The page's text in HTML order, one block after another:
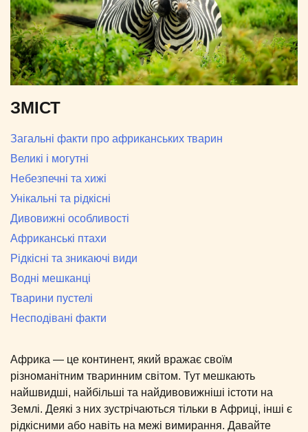
ЗМІСТ
Загальні факти про африканських тварин
Великі і могутні
Небезпечні та хижі
Унікальні та рідкісні
Дивовижні особливості
Африканські птахи
Рідкісні та зникаючі види
Водні мешканці
Тварини пустелі
Несподівані факти
Африка — це континент, який вражає своїм
різноманітним тваринним світом. Тут мешкають
найшвидші, найбільші та найдивовижніші істоти на
Землі. Деякі з них зустрічаються тільки в Африці, інші є
рідкісними або навіть на межі вимирання. Давайте